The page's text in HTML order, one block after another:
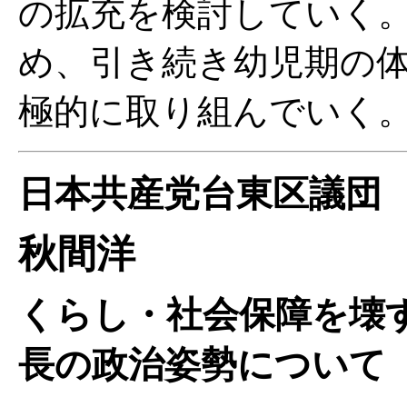
の拡充を検討していく
め、引き続き幼児期の
極的に取り組んでいく
日本共産党台東区議団
秋間洋
くらし・社会保障を壊
長の政治姿勢について